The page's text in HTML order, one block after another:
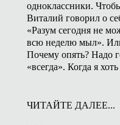
одноклассники.
Виталий говорил о
«Разум сегодня не
всю неделю мыл».
Почему опять? Надо
«всегда». Когда я
ЧИТАЙТЕ ДАЛЕЕ...